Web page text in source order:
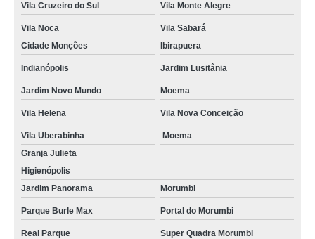
Vila Cruzeiro do Sul Vila Monte Alegre
Vila Noca
Vila Sabará
Cidade Monções
Ibirapuera
Indianópolis Jardim Lusitânia
Jardim Novo Mundo Moema
Vila Helena Vila Nova Conceição
Vila Uberabinha
Moema
Granja Julieta
Higienópolis
Jardim Panorama
Morumbi
Parque Burle Max Portal do Morumbi
Real Parque Super Quadra Morumbi